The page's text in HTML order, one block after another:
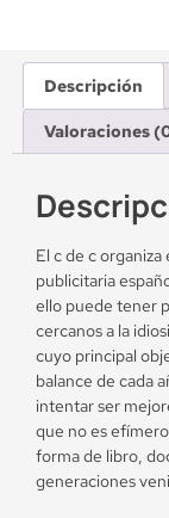
Descripción
Valoraciones
El c de c
publicitaria
ello puede tener
cercanos a la
cuyo principal
balance de cada
intentar ser
que no es
forma de libro,
generaciones